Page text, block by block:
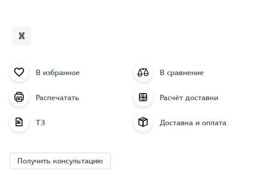
В избранное В сравнение
Распечатать Расчёт доставки
ТЗ Доставка и оплата
Получить консультацию